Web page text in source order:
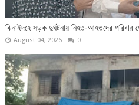
ঝিনাইদহে সড়ক দুর্ঘটনায় নিহত-আহতদের পরিবার
August 04, 2026 0